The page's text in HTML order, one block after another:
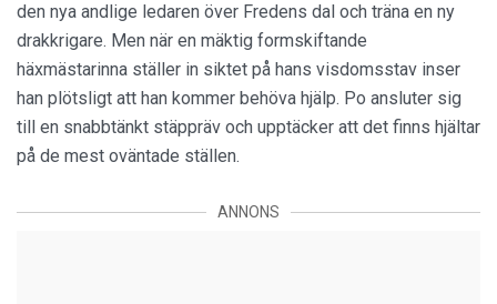
den nya andlige ledaren över Fredens dal och träna en ny
drakkrigare. Men när en mäktig formskiftande
häxmästarinna ställer in siktet på hans visdomsstav inser
han plötsligt att han kommer behöva hjälp. Po ansluter sig
till en snabbtänkt stäppräv och upptäcker att det finns hjältar
på de mest oväntade ställen.
ANNONS